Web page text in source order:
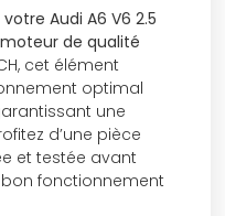
Audi A6 V6 2.5
de qualité
cet élément
optimal
une
d’une pièce
et testée avant
fonctionnement